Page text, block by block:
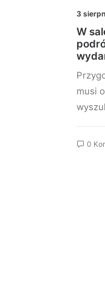
3
W
musi
0